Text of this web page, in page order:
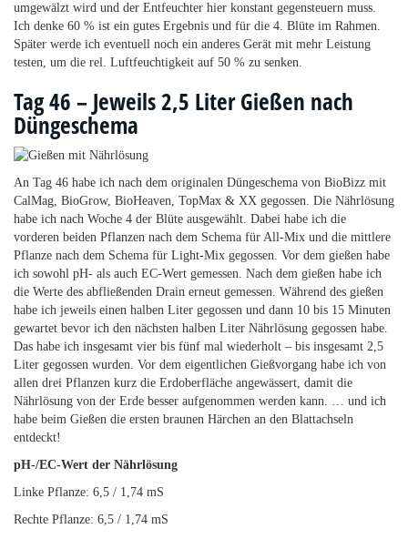
umgewälzt wird und der Entfeuchter hier konstant gegensteuern muss.
Ich denke 60 % ist ein gutes Ergebnis und für die 4. Blüte im Rahmen.
Später werde ich eventuell noch ein anderes Gerät mit mehr Leistung
testen, um die rel. Luftfeuchtigkeit auf 50 % zu senken.
Tag 46 – Jeweils 2,5 Liter Gießen nach
Düngeschema
An Tag 46 habe ich nach dem originalen Düngeschema von BioBizz mit
CalMag, BioGrow, BioHeaven, TopMax & XX gegossen. Die Nährlösung
habe ich nach Woche 4 der Blüte ausgewählt. Dabei habe ich die
vorderen beiden Pflanzen nach dem Schema für All-Mix und die mittlere
Pflanze nach dem Schema für Light-Mix gegossen. Vor dem gießen habe
ich sowohl pH- als auch EC-Wert gemessen. Nach dem gießen habe ich
die Werte des abfließenden Drain erneut gemessen. Während des gießen
habe ich jeweils einen halben Liter gegossen und dann 10 bis 15 Minuten
gewartet bevor ich den nächsten halben Liter Nährlösung gegossen habe.
Das habe ich insgesamt vier bis fünf mal wiederholt – bis insgesamt 2,5
Liter gegossen wurden. Vor dem eigentlichen Gießvorgang habe ich von
allen drei Pflanzen kurz die Erdoberfläche angewässert, damit die
Nährlösung von der Erde besser aufgenommen werden kann. … und ich
habe beim Gießen die ersten braunen Härchen an den Blattachseln
entdeckt!
pH-/EC-Wert der Nährlösung
Linke Pflanze: 6,5 / 1,74 mS
Rechte Pflanze: 6,5 / 1,74 mS